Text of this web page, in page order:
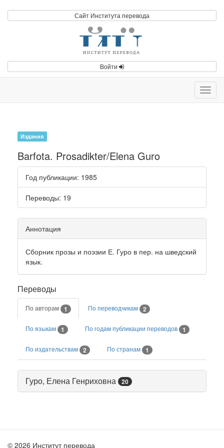
Сайт Института перевода
Войти
Издания
Barfota. Prosadikter/Elena Guro
Год публикации: 1985
Переводы: 19
Аннотация
Сборник прозы и поэзии Е. Гуро в пер. на шведский
язык.
Переводы
По авторам 1 По переводчикам 2
По языкам 1 По годам публикации переводов 1
По издательствам 2 По странам 1
Гуро, Елена Генриховна 20
© 2026 Институт перевода